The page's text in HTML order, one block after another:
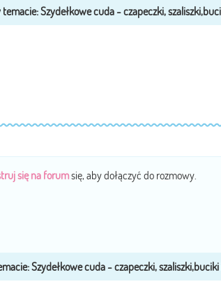
się na forumsię, aby dołączyć do rozmowy.